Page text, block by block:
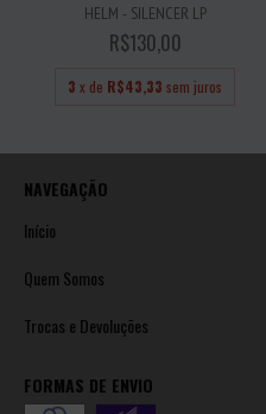
HELM - SILENCER LP
R$130,00
3 x de R$43,33 sem juros
NAVEGAÇÃO
Início
Quem Somos
Trocas e Devoluções
FORMAS DE ENVIO